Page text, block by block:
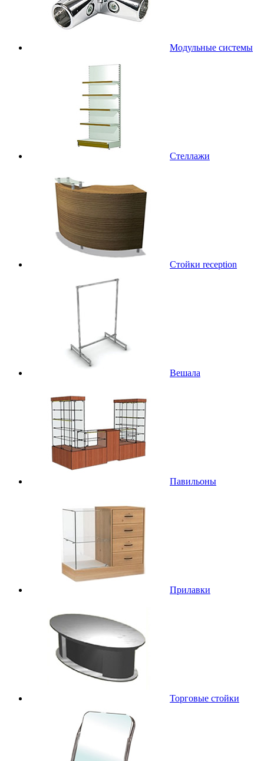
Модульные системы
Стеллажи
Стойки reception
Вешала
Павильоны
Прилавки
Торговые стойки